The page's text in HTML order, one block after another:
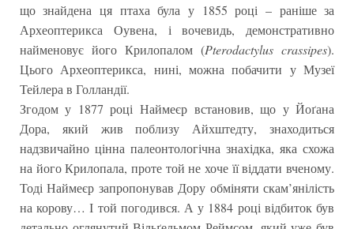
що знайдена ця птаха була у 1855 році – раніше за
Археоптерикса Оувена, і вочевидь, демонстративно
найменовує його Крилопалом (Pterodactylus crassipes).
Цього Археоптерикса, нині, можна побачити у Музеї
Тейлера в Голландії.
Згодом у 1877 році Наймеєр встановив, що у Йоґана
Дора, який жив поблизу Айхштедту, знаходиться
надзвичайно цінна палеонтологічна знахідка, яка схожа
на його Крилопала, проте той не хоче її віддати вченому.
Тоді Наймеєр запропонував Дору обміняти скам’янілість
на корову… І той погодився. А у 1884 році відбиток був